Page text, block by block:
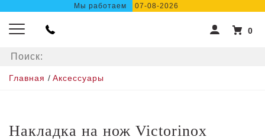
Мы работаем 07-08-2026
0
Главная / Аксессуары
Накладка на нож Victorinox